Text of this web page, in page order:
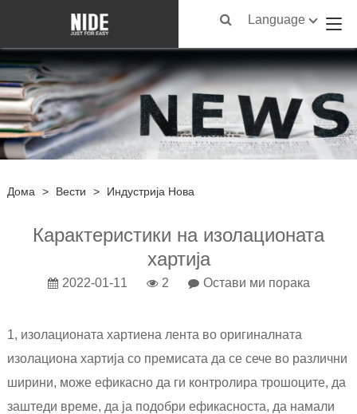
Language
Дома > Вести > Индустрија Нова
Карактеристики на изолационата
хартија
2022-01-11 2 Остави ми порака
1, изолационата хартиена лента во оригиналната
изолациона хартија со премисата да се сече во различни
ширини, може ефикасно да ги контролира трошоците, да
заштеди време, да ја подобри ефикасноста, да намали